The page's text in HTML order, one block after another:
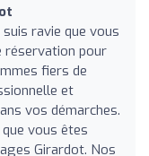
suis ravie que vous
réservation pour
fiers de
et
vos démarches.
vous êtes
Girardot. Nos